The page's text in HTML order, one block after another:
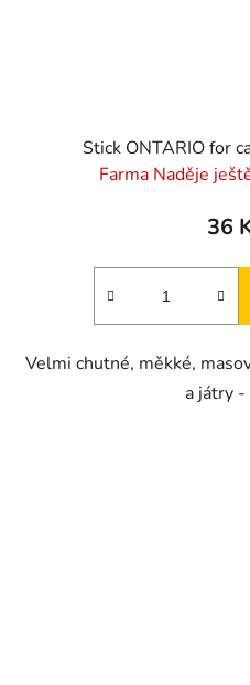
Stick ONTARIO for
Farma Naděje
36
Velmi chutné, měkké,
a játry -